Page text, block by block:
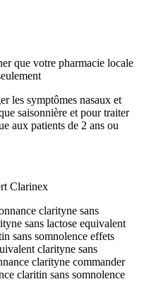
que votre pharmacie locale
les symptômes nasaux et
saisonnière et pour traiter
aux patients de 2 ans ou
Clarinex
clarityne sans
sans lactose equivalent
sans somnolence effets
clarityne sans
clarityne commander
claritin sans somnolence